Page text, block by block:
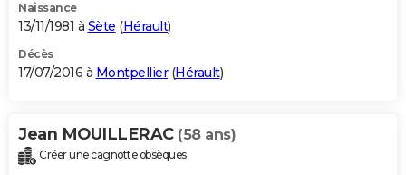
Naissance
13/11/1981 à Sète (Hérault)
Décès
17/07/2016 à Montpellier(Hérault)
Jean MOUILLERAC (58 ans)
Créer une cagnotte obsèques